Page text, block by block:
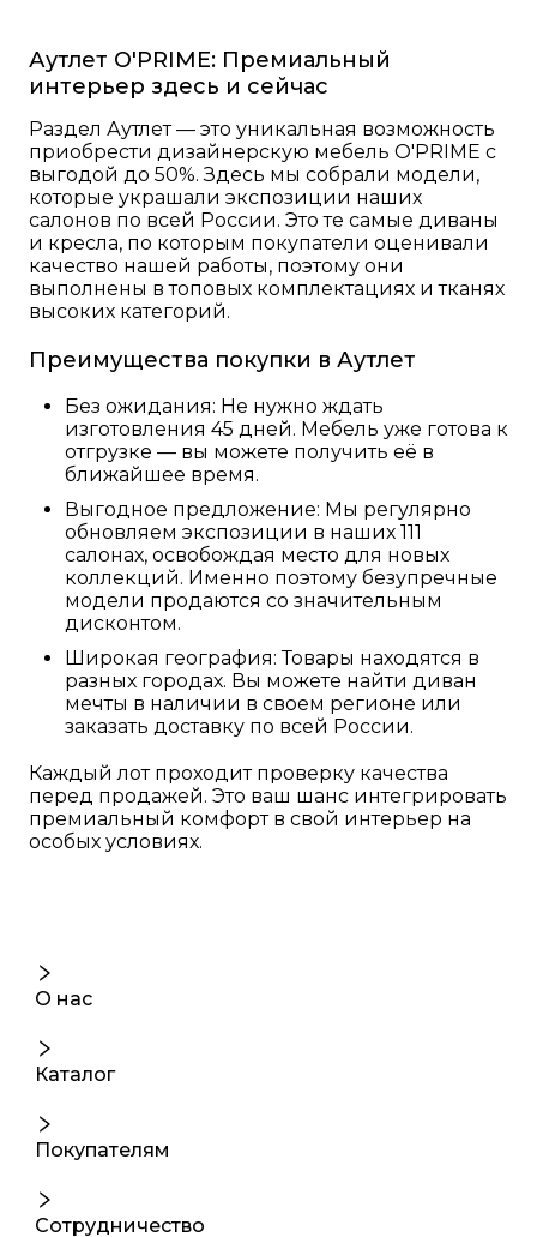
Аутлет O'PRIME: Премиальный
интерьер здесь и сейчас
Раздел Аутлет — это уникальная возможность
приобрести дизайнерскую мебель O'PRIME с
выгодой до 50%. Здесь мы собрали модели,
которые украшали экспозиции наших
салонов по всей России. Это те самые диваны
и кресла, по которым покупатели оценивали
качество нашей работы, поэтому они
выполнены в топовых комплектациях и тканях
высоких категорий.
Преимущества покупки в Аутлет
Без ожидания: Не нужно ждать
изготовления 45 дней. Мебель уже готова к
отгрузке — вы можете получить её в
ближайшее время.
Выгодное предложение: Мы регулярно
обновляем экспозиции в наших 111
салонах, освобождая место для новых
коллекций. Именно поэтому безупречные
модели продаются со значительным
дисконтом.
Широкая география: Товары находятся в
разных городах. Вы можете найти диван
мечты в наличии в своем регионе или
заказать доставку по всей России.
Каждый лот проходит проверку качества
перед продажей. Это ваш шанс интегрировать
премиальный комфорт в свой интерьер на
особых условиях.
О нас
Каталог
Покупателям
Сотрудничество